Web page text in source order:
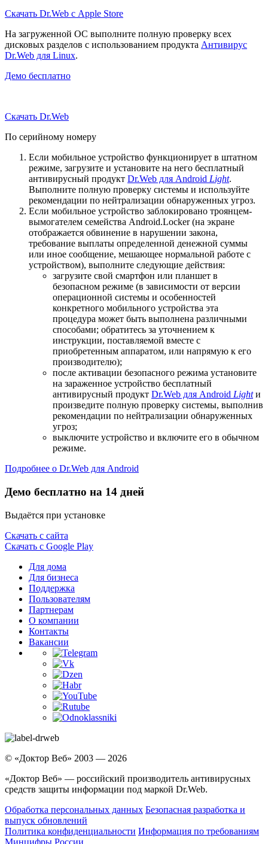
Скачать Dr.Web с Apple Store
На загруженной ОС выполните полную проверку всех
дисковых разделов с использованием продукта Антивирус
Dr.Web для Linux.
Демо бесплатно
Скачать Dr.Web
По серийному номеру
Если мобильное устройство функционирует в штатном
режиме, загрузите и установите на него бесплатный
антивирусный продукт Dr.Web для Android Light.
Выполните полную проверку системы и используйте
рекомендации по нейтрализации обнаруженных угроз.
Если мобильное устройство заблокировано троянцем-
вымогателем семейства Android.Locker (на экране
отображается обвинение в нарушении закона,
требование выплаты определенной денежной суммы
или иное сообщение, мешающее нормальной работе с
устройством), выполните следующие действия:
загрузите свой смартфон или планшет в
безопасном режиме (в зависимости от версии
операционной системы и особенностей
конкретного мобильного устройства эта
процедура может быть выполнена различными
способами; обратитесь за уточнением к
инструкции, поставляемой вместе с
приобретенным аппаратом, или напрямую к его
производителю);
после активации безопасного режима установите
на зараженное устройство бесплатный
антивирусный продукт Dr.Web для Android Lightи
произведите полную проверку системы, выполнив
рекомендации по нейтрализации обнаруженных
угроз;
выключите устройство и включите его в обычном
режиме.
Подробнее о Dr.Web для Android
Демо бесплатно на 14 дней
Выдаётся при установке
Скачать с сайта
Скачать с Google Play
Для дома
Для бизнеса
Поддержка
Пользователям
Партнерам
О компании
Контакты
Вакансии
© «Доктор Веб» 2003 — 2026
«Доктор Веб» — российский производитель антивирусных
средств защиты информации под маркой Dr.Web.
Обработка персональных данных Безопасная разработка и
выпуск обновлений
Политика конфиденциальности Информация по требованиям
Минцифры России